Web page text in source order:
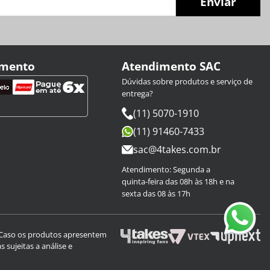
Atendimento SAC
Dúvidas sobre produtos e serviço de
entrega?
(11) 5070-1910
(11) 91460-7433
sac@4takes.com.br
Atendimento: Segunda a
quinta-feira das 08h às 18h e na
sexta das 08 às 17h
os produtos apresentem
sujeitas a análise e